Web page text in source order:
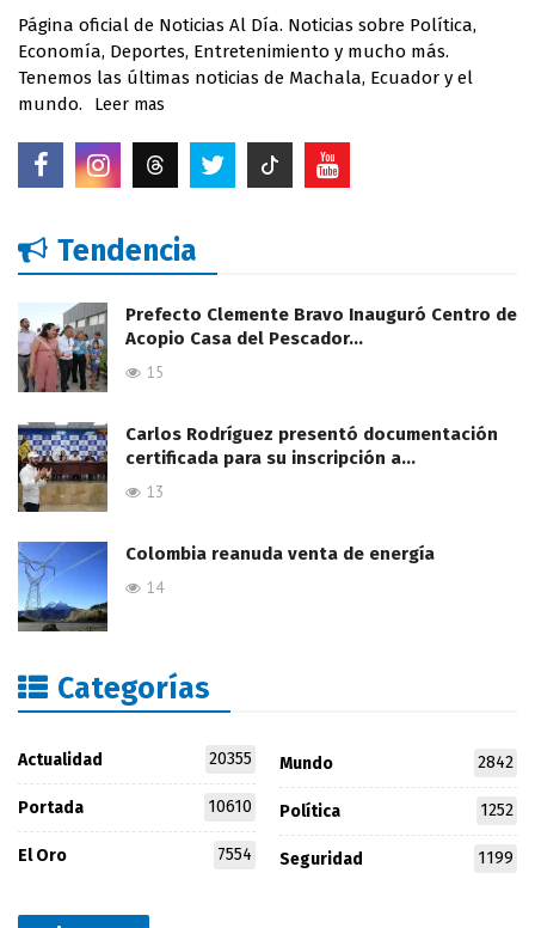
Página oficial de Noticias Al Día. Noticias sobre Política,
Economía, Deportes, Entretenimiento y mucho más.
Tenemos las últimas noticias de Machala, Ecuador y el
mundo.
Leer mas
Tendencia
Prefecto Clemente Bravo Inauguró Centro de
Acopio Casa del Pescador…
15
Carlos Rodríguez presentó documentación
certificada para su inscripción a…
13
Colombia reanuda venta de energía
14
Categorías
Actualidad 20355
Portada 10610
El Oro 7554
Mundo 2842
Política 1252
Seguridad 1199